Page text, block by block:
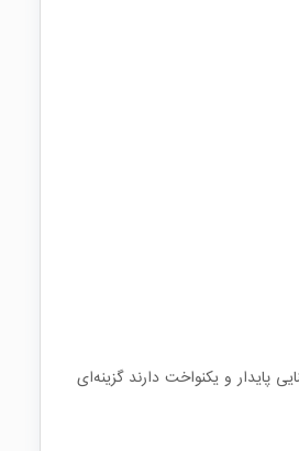
پایدار و یکنواخت دارند گزینه‌ای